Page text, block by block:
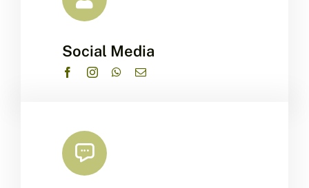
Social Media